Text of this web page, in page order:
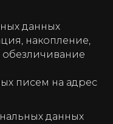
данных
накопление,
писем на адрес
данных